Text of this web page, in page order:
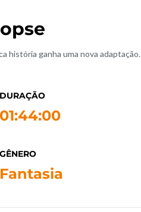
história ganha uma nova adaptação.
DURAÇÃO
01:44:00
GÊNERO
Fantasia